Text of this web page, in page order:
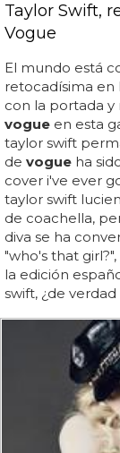
Taylor Swift,
Vogue
El mundo está
retocadísima en
con la portada y
vogue en esta
taylor swift
de vogue ha
cover i've ever
taylor swift
de coachella,
diva se ha
"who's that
la edición
swift, ¿de